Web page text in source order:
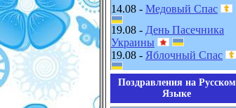
14.08 - Медовый Спас
19.08 - День Пасечника
Украины
19.08 - Яблочный Спас
Поздравления на Русском
Языке